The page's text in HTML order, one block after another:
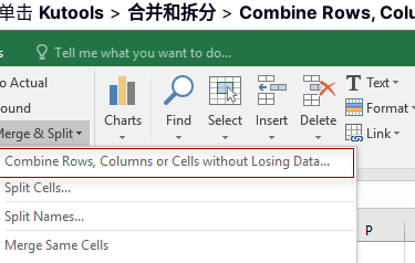
击 Kutools > 合并和拆分 > Combine Rows,